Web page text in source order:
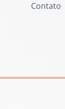
Contato